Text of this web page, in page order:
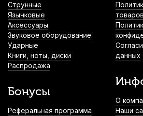
Струнные
Язычковые
Аксессуары
Звуковое оборудование
Ударные
Книги, ноты, диски
Распродажа
Бонусы
Реферальная программа
товаров
данных
О
Наши